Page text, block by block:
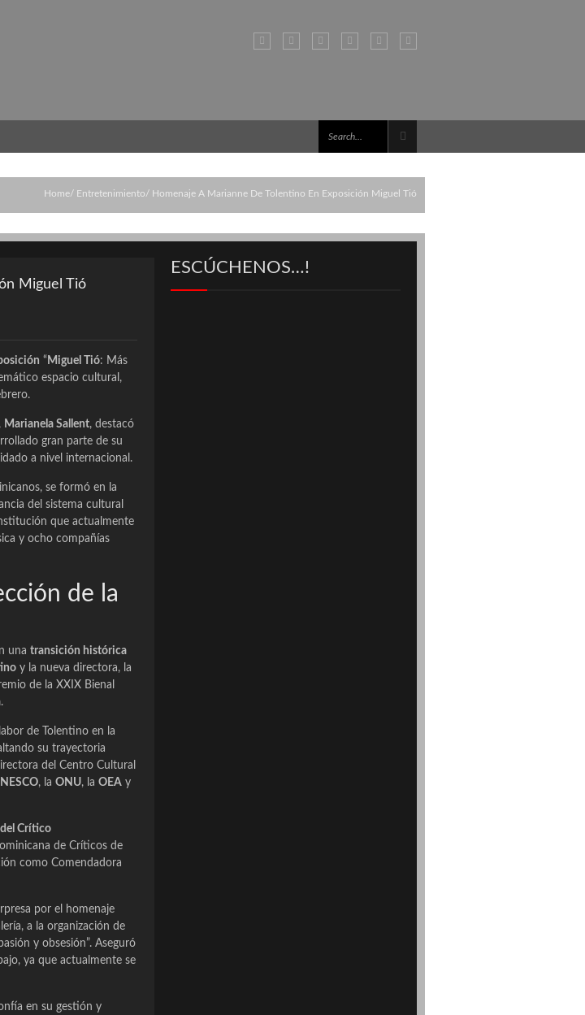
Home Entretenimiento Homenaje A Marianne De Tolentino En Exposición Miguel Tió
Miguel Tió
“ Miguel Tió: Más
espacio cultural,
, Marianela Sallent, destacó
gran parte de su
a nivel internacional.
se formó en la
del sistema cultural
que actualmente
y ocho compañías
de la
una transición histórica
y la nueva directora, la
de la XXIX Bienal
.
de Tolentino en la
su trayectoria
del Centro Cultural
, la ONU, la OEA y
Crítico
de Críticos de
como Comendadora
por el homenaje
a la organización de
y obsesión”. Aseguró
ya que actualmente se
en su gestión y
ESCÚCHENOS…!